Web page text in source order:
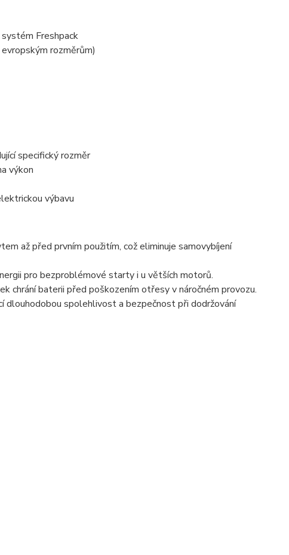
Freshpack
rozměrům)
specifický rozměr
výkon
výbavu
až před prvním použitím, což eliminuje samovybíjení
pro bezproblémové starty i u větších motorů.
chrání baterii před poškozením otřesy v náročném provozu.
dlouhodobou spolehlivost a bezpečnost při dodržování